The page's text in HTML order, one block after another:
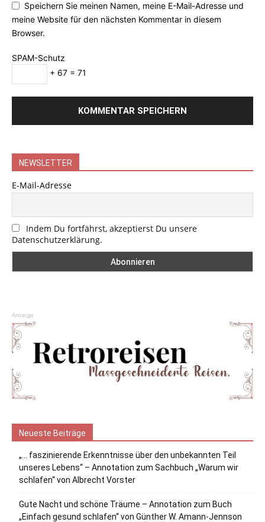
Speichern Sie meinen Namen, meine E-Mail-Adresse und
meine Website für den nächsten Kommentar in diesem
Browser.
SPAM-Schutz
+ 67 = 71
NEWSLETTER
E-Mail-Adresse
Indem Du fortfährst, akzeptierst Du unsere
Datenschutzerklärung.
Anzeige
Neueste Beiträge
„… faszinierende Erkenntnisse über den unbekannten Teil
unseres Lebens“ – Annotation zum Sachbuch „Warum wir
schlafen“ von Albrecht Vorster
Gute Nacht und schöne Träume – Annotation zum Buch
„Einfach gesund schlafen“ von Günther W. Amann-Jennson